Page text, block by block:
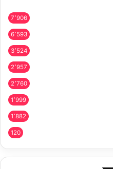
7٬906
6٬593
3٬524
2٬957
2٬760
1٬999
1٬882
120